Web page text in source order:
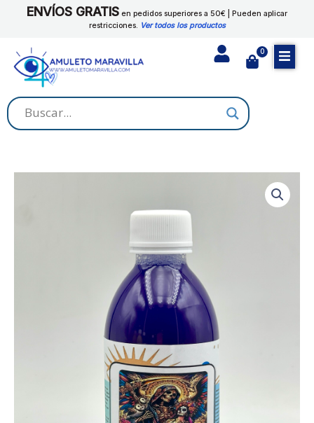
ENVÍOS GRATIS en pedidos superiores a 50€ | Pueden aplicar
restricciones. Ver todos los productos
0
Cart
CONTRA
cantidad